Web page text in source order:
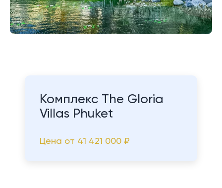
Комплекс The Gloria
Villas Phuket
Цена от 41 421 000 ₽